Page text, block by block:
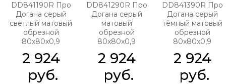
DD841190R Про
Догана серый
светлый матовый
обрезной
80x80x0,9
2 924
руб.
DD841290R Про
Догана серый
матовый
обрезной
80x80x0,9
2 924
руб.
DD841390R Про
Догана серый
тёмный матовый
обрезной
80x80x0,9
2 924
руб.